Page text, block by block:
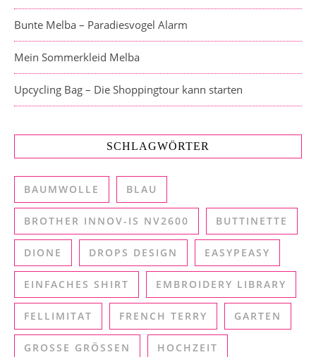
Bunte Melba – Paradiesvogel Alarm
Mein Sommerkleid Melba
Upcycling Bag – Die Shoppingtour kann starten
SCHLAGWÖRTER
BAUMWOLLE BLAU
BROTHER INNOV-IS NV2600 BUTTINETTE
DIONE DROPS DESIGN EASYPEASY
EINFACHES SHIRT EMBROIDERY LIBRARY
FELLIMITAT FRENCH TERRY GARTEN
GROSSE GRÖSSEN HOCHZEIT